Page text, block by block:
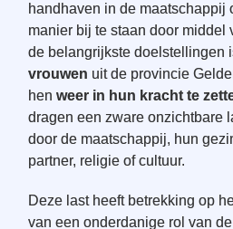
handhaven in de maatschappij
manier bij te staan door middel
de belangrijkste doelstellingen
vrouwen uit de provincie
henweer in hun kracht te
dragen een zware onzichtbare
door de maatschappij, hun
partner, religie of cultuur.
Deze last heeft betrekking op
van een onderdanige rol van